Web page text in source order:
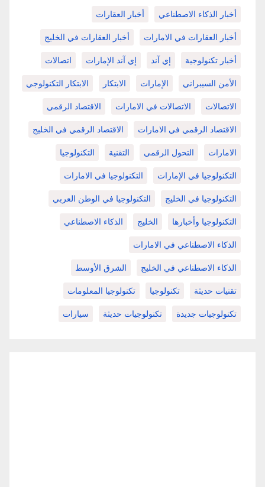
أخبار الذكاء الاصطناعي أخبار العقارات
أخبار العقارات في الامارات أخبار العقارات في الخليج
أخبار تكنولوجية إي آند إي آند الإمارات اتصالات
الأمن السيبراني الإمارات الابتكار الابتكار التكنولوجي
الاتصالات الاتصالات في الامارات الاقتصاد الرقمي
الاقتصاد الرقمي في الامارات الاقتصاد الرقمي في الخليج
الامارات التحول الرقمي التقنية التكنولوجيا
التكنولوجيا في الإمارات التكنولوجيا في الامارات
التكنولوجيا في الخليج التكنولوجيا في الوطن العربي
التكنولوجيا وأخبارها الخليج الذكاء الاصطناعي
الذكاء الاصطناعي في الامارات
الذكاء الاصطناعي في الخليج الشرق الأوسط
تقنيات حديثة تكنولوجيا تكنولوجيا المعلومات
تكنولوجيات جديدة تكنولوجيات حديثة سيارات